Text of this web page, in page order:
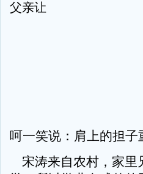
父亲让
呵一笑说：肩上的担子
宋涛来自农村，家里